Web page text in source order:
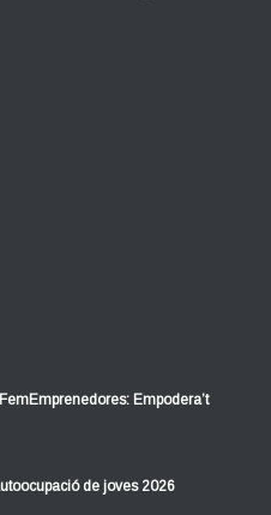
Empodera’t
de joves 2026